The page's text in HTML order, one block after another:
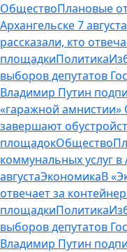
ОбществоПлановые
Архангельске 7 августа
рассказали, кто
площадкиПолитика
выборов депутатов
Владимир Путин
«гаражной амнистии»
завершают
площадокОбщество
коммунальных услуг в
августаЭкономикаВ
отвечает за
площадкиПолитика
выборов депутатов
Владимир Путин